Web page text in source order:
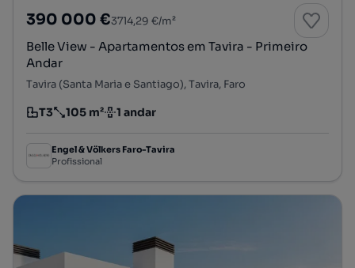
390 000 €3714,29 €/m²
Belle View - Apartamentos em Tavira - Primeiro
Andar
Tavira (Santa Maria e Santiago), Tavira, Faro
Tipologia
T3
Preço por metro quadrado
105 m²
Andar 1 andar
Engel & Völkers Faro-Tavira
Profissional